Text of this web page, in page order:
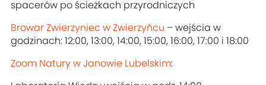
spacerów po ścieżkach przyrodniczych
Browar Zwierzyniec w Zwierzyńcu – wejścia w
godzinach: 12:00, 13:00, 14:00, 15:00, 16:00, 17:00 i 18:00
Zoom Natury w Janowie Lubelskim: